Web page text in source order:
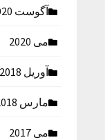
آگوست 2020
می 2020
آوریل 2018
مارس 2018
می 2017